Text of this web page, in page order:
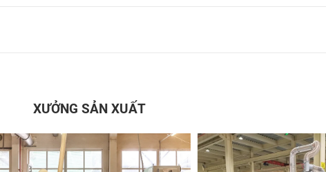
XƯỞNG SẢN XUẤT